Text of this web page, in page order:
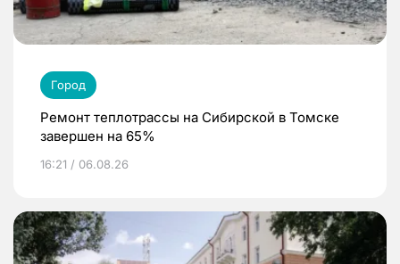
Город
Ремонт теплотрассы на Сибирской в Томске
завершен на 65%
16:21 / 06.08.26